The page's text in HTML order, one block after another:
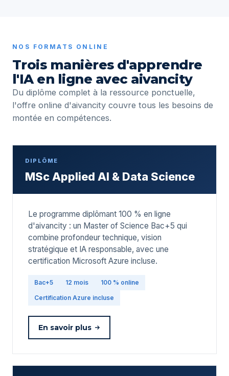
NOS FORMATS ONLINE
Trois manières d'apprendre
l'IA en ligne avec aivancity
Du diplôme complet à la ressource ponctuelle,
l'offre online d'aivancity couvre tous les besoins de
montée en compétences.
DIPLÔME
MSc Applied AI & Data Science
Le programme diplômant 100 % en ligne
d'aivancity : un Master of Science Bac+5 qui
combine profondeur technique, vision
stratégique et IA responsable, avec une
certification Microsoft Azure incluse.
Bac+5 12 mois
100 % online
Certification Azure incluse
En savoir plus